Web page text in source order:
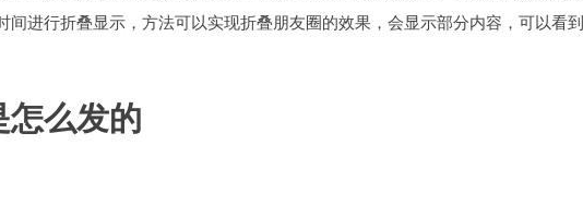
间进行折叠显示，方法可以实现折叠朋友圈的效果，会显示部分内容，可以看
怎么发的